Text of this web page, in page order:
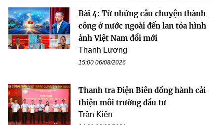
Bài 4: Từ những câu chuyện thành
công ở nước ngoài đến lan tỏa hình
ảnh Việt Nam đổi mới
Thanh Lương
15:00 06/08/2026
Thanh tra Điện Biên đồng hành cải
thiện môi trường đầu tư
Trần Kiên